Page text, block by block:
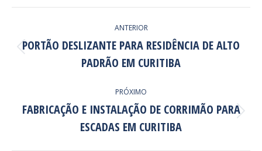
POST:
ANTERIOR
Post
anterior:
PORTÃO DESLIZANTE PARA RESIDÊNCIA DE ALTO
PADRÃO EM CURITIBA
PRÓXIMO
Próximo
post:
FABRICAÇÃO E INSTALAÇÃO DE CORRIMÃO PARA
ESCADAS EM CURITIBA